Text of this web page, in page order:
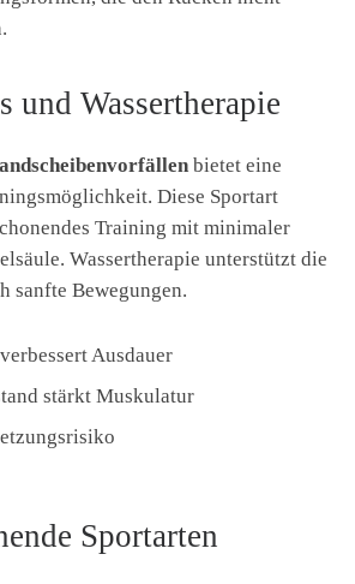
und Wassertherapie
bietet eine
Diese Sportart
Training mit minimaler
Wassertherapie unterstützt die
sanfte Bewegungen.
Ausdauer
stärkt Muskulatur
Sportarten